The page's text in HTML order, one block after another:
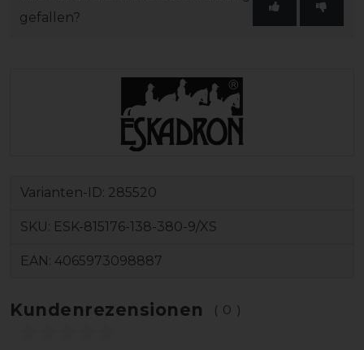
gefallen?
Varianten-ID: 285520
SKU: ESK-815176-138-380-9/XS
EAN: 4065973098887
Kundenrezensionen (0)